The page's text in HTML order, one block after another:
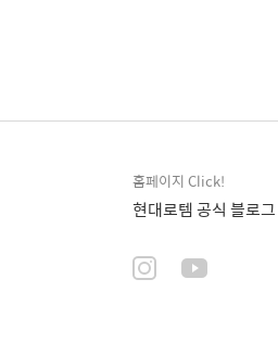
홈페이지 Click!
현대로템 공식 블로그